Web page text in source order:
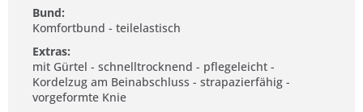
Bund:
Komfortbund - teilelastisch
Extras:
mit Gürtel - schnelltrocknend - pflegeleicht -
Kordelzug am Beinabschluss - strapazierfähig -
vorgeformte Knie